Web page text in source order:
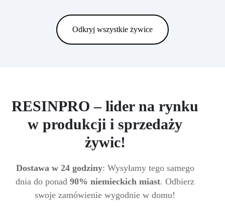
Odkryj wszystkie żywice
RESINPRO – lider na rynku
w produkcji i sprzedaży
żywic!
Dostawa w 24 godziny: Wysyłamy tego samego
dnia do ponad 90% niemieckich miast. Odbierz
swoje zamówienie wygodnie w domu!